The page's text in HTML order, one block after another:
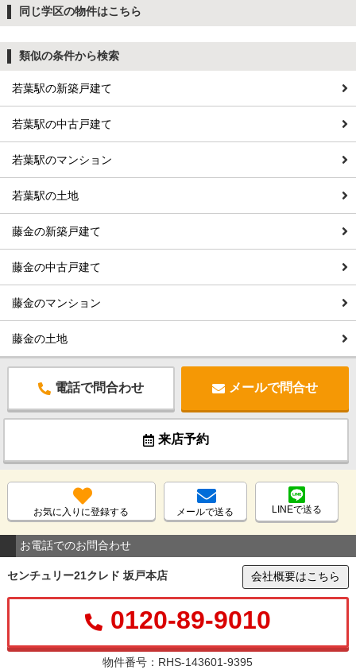
同じ学区の物件はこちら
類似の条件から検索
若葉駅の新築戸建て
若葉駅の中古戸建て
若葉駅のマンション
若葉駅の土地
藤金の新築戸建て
藤金の中古戸建て
藤金のマンション
藤金の土地
電話で問合わせ メールで問合せ
来店予約
お気に入りに登録する メールで送る LINEで送る
お電話でのお問合わせ
センチュリー21クレド 坂戸本店 会社概要はこちら
0120-89-9010
物件番号：RHS-143601-9395